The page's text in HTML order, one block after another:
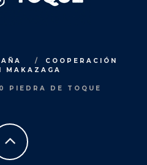
COOPERACIÓN
MAKAZAGA
PIEDRA DE TOQUE